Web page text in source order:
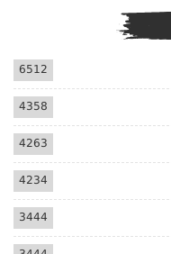
6512
4358
4263
4234
3444